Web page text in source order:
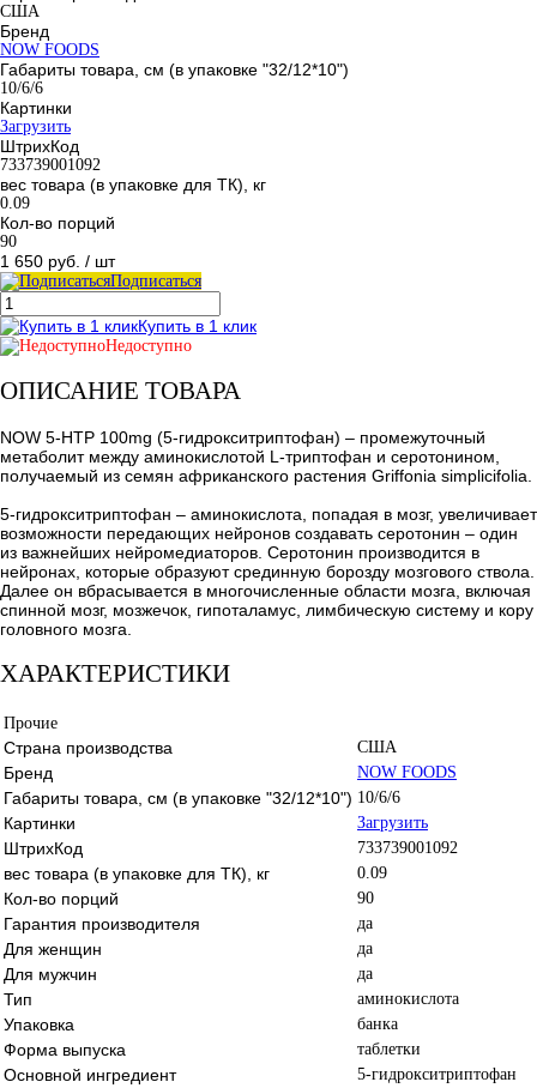
США
Бренд
NOW FOODS
Габариты товара, см (в упаковке "32/12*10")
10/6/6
Картинки
Загрузить
ШтрихКод
733739001092
вес товара (в упаковке для ТК), кг
0.09
Кол-во порций
90
1 650 руб. / шт
Подписаться
Купить в 1 клик
Недоступно
ОПИСАНИЕ ТОВАРА
NOW 5-HTP 100mg (5-гидрокситриптофан) – промежуточный
метаболит между аминокислотой L-триптофан и серотонином,
получаемый из семян африканского растения Griffonia simplicifolia.
5-гидрокситриптофан – аминокислота, попадая в мозг, увеличивает
возможности передающих нейронов создавать серотонин – один
из важнейших нейромедиаторов. Серотонин производится в
нейронах, которые образуют срединную борозду мозгового ствола.
Далее он вбрасывается в многочисленные области мозга, включая
спинной мозг, мозжечок, гипоталамус, лимбическую систему и кору
головного мозга.
ХАРАКТЕРИСТИКИ
Прочие
Страна производства США
Бренд NOW FOODS
Габариты товара, см (в упаковке "32/12*10") 10/6/6
Картинки Загрузить
ШтрихКод 733739001092
вес товара (в упаковке для ТК), кг 0.09
Кол-во порций 90
Гарантия производителя да
Для женщин да
Для мужчин да
Тип аминокислота
Упаковка банка
Форма выпуска таблетки
Основной ингредиент 5-гидрокситриптофан